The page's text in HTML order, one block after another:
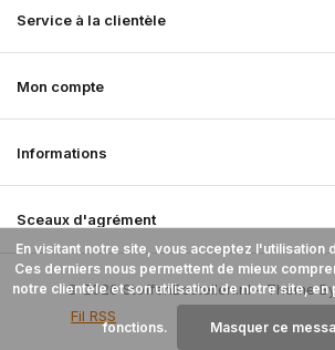
Service à la clientèle
Mon compte
Informations
Sceaux d'agrément
© 2026 StoffenBestellen.nl - Theme
Fil RSS
En visitant notre site, vous acceptez l'utilisation
Ces derniers nous permettent de mieux
notre clientèle et son utilisation de notre site,
fonctions. Masquer ce